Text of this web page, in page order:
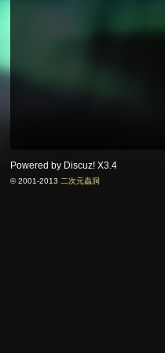
Powered by Discuz!X3.4
© 2001-2013 二次元蟲洞